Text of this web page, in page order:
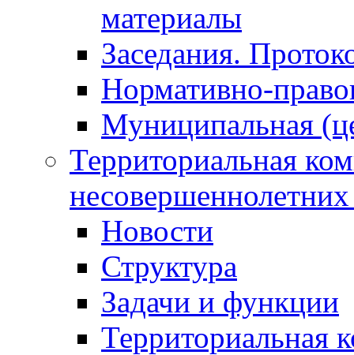
материалы
Заседания.
Нормативно-
Муниципальная
Территориальная
Новости
Структура
Задачи и функции
Территориальная